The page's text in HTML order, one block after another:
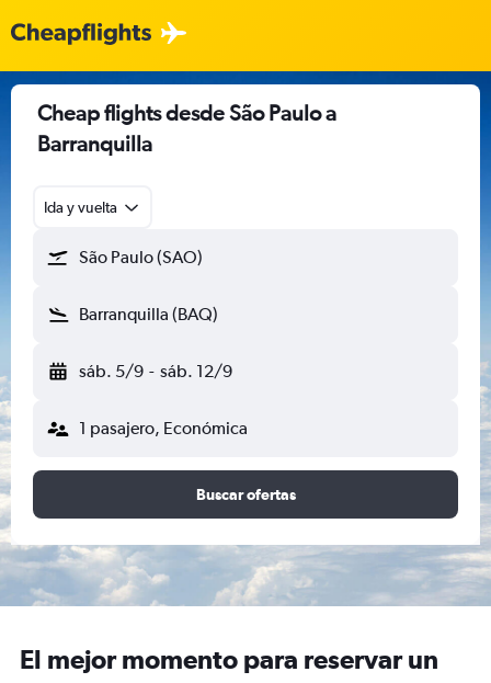
Cheap flights desde São Paulo a
Barranquilla
Ida y vuelta
São Paulo (SAO)
Barranquilla (BAQ)
sáb. 5/9 - sáb. 12/9
1 pasajero, Económica
Buscar ofertas
El mejor momento para reservar un